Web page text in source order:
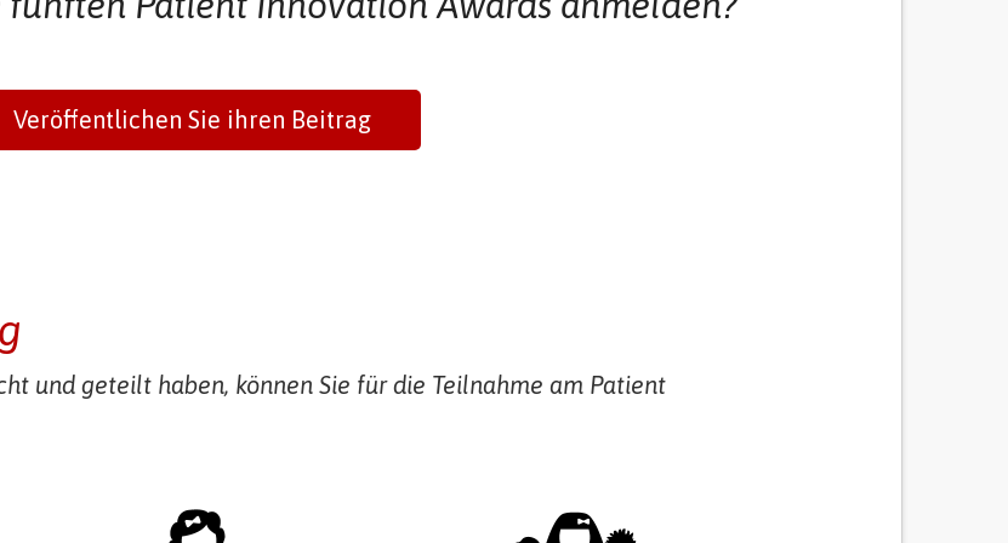
Veröffentlichen Sie ihren Beitrag
und geteilt haben, können Sie für die Teilnahme am Patient